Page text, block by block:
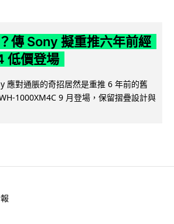
傳 Sony 擬重推六年前經
低價登場
應對通脹的奇招居然是重推 6 年前的舊
1000XM4C 9 月登場，保留摺疊設計與